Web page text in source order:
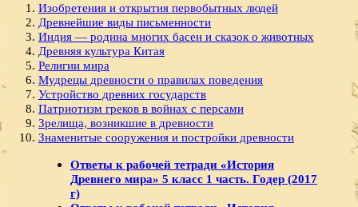
Изобретения и открытия первобытных людей
Древнейшие виды письменности
Индия — родина многих басен и сказок о животных
Древняя культура Китая
Религии мира
Мудрецы древности о правилах поведения
Устройство древних государств
Патриотизм греков в войнах с персами
Зрелища, возникшие в древности
Знаменитые сооружения и постройки древности
Ответы к рабочей тетради «История
Древнего мира» 5 класс 1 часть. Годер (2017
г)